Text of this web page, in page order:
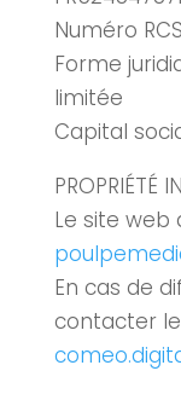
Numéro
Forme
limitée
Capital
PROPRIÉTÉ
Le site web
En cas de
contacter